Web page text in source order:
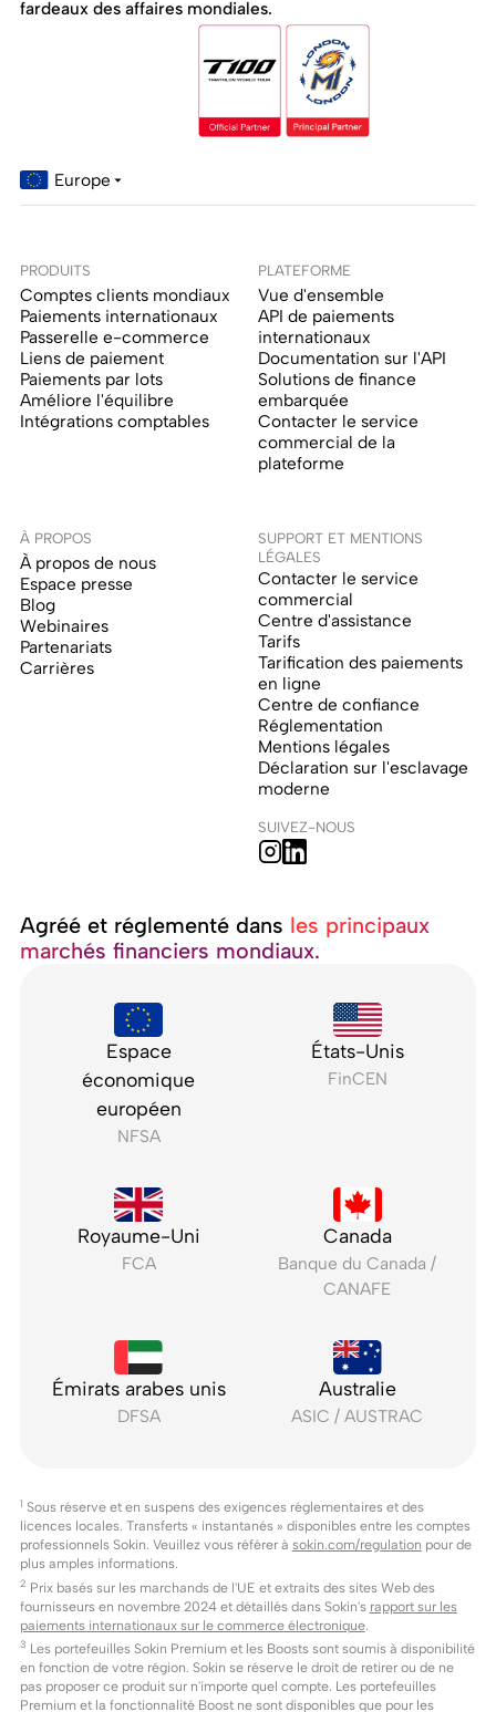
fardeaux des affaires mondiales.
Europe
PRODUITS
Comptes clients mondiaux
Paiements internationaux
Passerelle e-commerce
Liens de paiement
Paiements par lots
Améliore l'équilibre
Intégrations comptables
PLATEFORME
Vue d'ensemble
API de paiements
internationaux
Documentation sur l'API
Solutions de finance
embarquée
Contacter le service
commercial de la
plateforme
À PROPOS
À propos de nous
Espace presse
Blog
Webinaires
Partenariats
Carrières
SUPPORT ET MENTIONS
LÉGALES
Contacter le service
commercial
Centre d'assistance
Tarifs
Tarification des paiements
en ligne
Centre de confiance
Réglementation
Mentions légales
Déclaration sur l'esclavage
moderne
SUIVEZ-NOUS
Agréé et réglementé dans ‍ les principaux
marchés financiers mondiaux.
Espace
économique
européen
NFSA
États-Unis
FinCEN
Royaume-Uni
FCA
Canada
Banque du Canada /
CANAFE
Émirats arabes unis
DFSA
Australie
ASIC / AUSTRAC
1 Sous réserve et en suspens des exigences réglementaires et des
licences locales. Transferts « instantanés » disponibles entre les comptes
professionnels Sokin. Veuillez vous référer à sokin.com/regulation pour de
plus amples informations.
2 Prix basés sur les marchands de l'UE et extraits des sites Web des
fournisseurs en novembre 2024 et détaillés dans Sokin's rapport sur les
paiements internationaux sur le commerce électronique.
3 Les portefeuilles Sokin Premium et les Boosts sont soumis à disponibilité
en fonction de votre région. Sokin se réserve le droit de retirer ou de ne
pas proposer ce produit sur n'importe quel compte. Les portefeuilles
Premium et la fonctionnalité Boost ne sont disponibles que pour les